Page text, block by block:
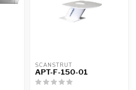
SCANSTRUT
APT-F-150-01